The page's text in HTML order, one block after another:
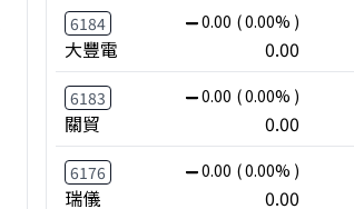
6184 0.00 ( 0.00% )
大豐電 0.00
6183 0.00 ( 0.00% )
關貿 0.00
6176 0.00 ( 0.00% )
瑞儀 0.00